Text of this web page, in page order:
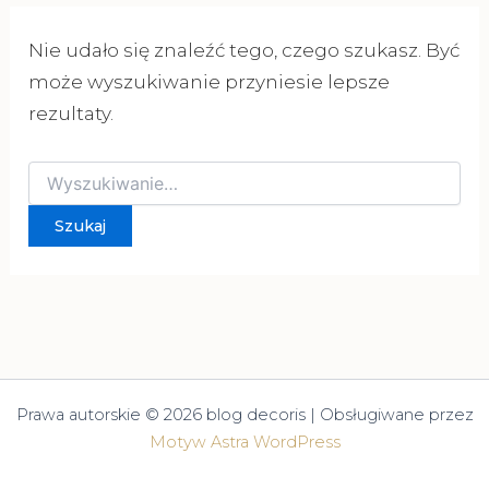
Nie udało się znaleźć tego, czego szukasz. Być
może wyszukiwanie przyniesie lepsze
rezultaty.
Szukaj
dla:
Prawa autorskie © 2026 blog decoris | Obsługiwane przez
Motyw Astra WordPress